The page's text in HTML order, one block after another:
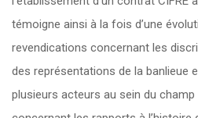
témoigne ainsi à la fois d’une
revendications concernant les
des représentations de la banlieue
plusieurs acteurs au sein du